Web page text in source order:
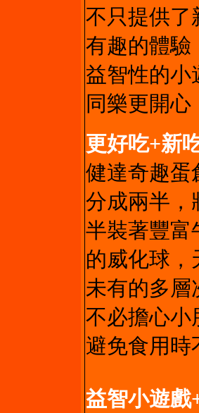
不只提供了
有趣的體驗
益智性的小
同樂更開心
更好吃+新
健達奇趣蛋
分成兩半，
半裝著豐富
的威化球，
未有的多層
不必擔心小
避免食用時
益智小遊戲